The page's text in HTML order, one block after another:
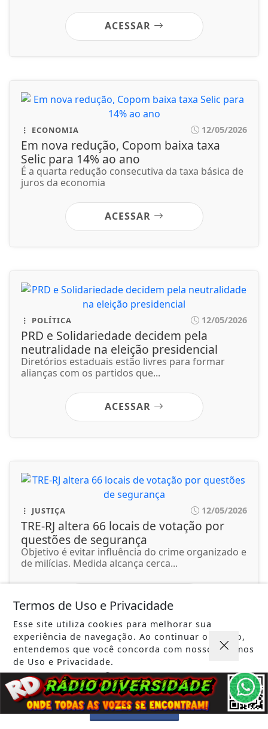
ACESSAR
ECONOMIA 12/05/2026
Em nova redução, Copom baixa taxa
Selic para 14% ao ano
É a quarta redução consecutiva da taxa básica de
juros da economia
ACESSAR
POLÍTICA 12/05/2026
PRD e Solidariedade decidem pela
neutralidade na eleição presidencial
Diretórios estaduais estão livres para formar
alianças com os partidos que...
ACESSAR
JUSTIÇA 12/05/2026
TRE-RJ altera 66 locais de votação por
questões de segurança
Objetivo é evitar influência do crime organizado e
de milícias. Medida alcança cerca...
JUSTIÇA 12/05/2026
Bolsonaro pede ao STF para receber os
Termos de Uso e Privacidade
Esse site utiliza cookies para melhorar sua
experiência de navegação. Ao continuar o acesso,
entendemos que você concorda com nossos Termos
de Uso e Privacidade.
PARA MAIS INFORMAÇÕES,ACESSE NOSSOS TERMOS
CLICANDO AQUI
PROSSEGUIR